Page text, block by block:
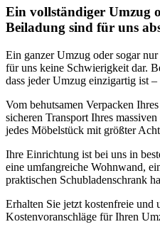
Ein vollständiger Umzug
Beiladung sind für uns
Ein ganzer Umzug oder sogar
für uns keine Schwierigkeit dar.
dass jeder Umzug einzigartig ist
Vom behutsamen Verpacken
sicheren Transport Ihres
jedes Möbelstück mit größter
Ihre Einrichtung ist bei uns in
eine umfangreiche Wohnwand,
praktischen Schubladenschrank
Erhalten Sie jetzt kostenfreie und
Kostenvoranschläge für Ihren